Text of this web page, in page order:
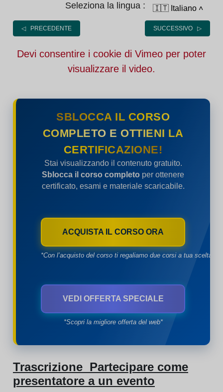
Seleziona la lingua : 🇮🇹 Italiano ˄
◁ PRECEDENTE SUCCESSIVO ▷
Devi consentire i cookie di Vimeo per poter
visualizzare il video.
SBLOCCA IL CORSO
COMPLETO E OTTIENI LA
CERTIFICAZIONE!
Stai visualizzando il contenuto gratuito.
Sblocca il corso completo per ottenere
certificato, esami e materiale scaricabile.
ACQUISTA IL CORSO ORA
*Con l’acquisto del corso ti regaliamo due corsi a tua scelta*
VEDI OFFERTA SPECIALE
*Scopri la migliore offerta del web*
Trascrizione Partecipare come
presentatore a un evento